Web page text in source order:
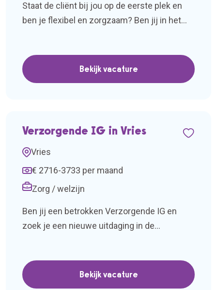
Staat de cliënt bij jou op de eerste plek en
ben je flexibel en zorgzaam? Ben jij in het
opzoek naar een nieuwe en uitdagende baan.
Wil je werken in het noorden van Nederland
Bekijk vacature
Verzorgende IG in Vries
Vries
€ 2716-3733 per maand
Zorg / welzijn
Ben jij een betrokken Verzorgende IG en
zoek je een nieuwe uitdaging in de
Verzorgende IG voor 24 uur per week. Het
betreft een detachering van 3 maanden met
Bekijk vacature